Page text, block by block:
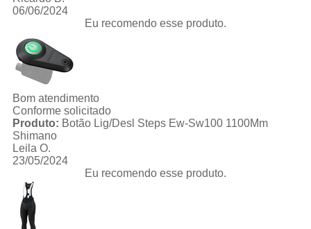
06/06/2024
Eu recomendo esse produto.
Bom atendimento
Conforme solicitado
Produto: Botão Lig/Desl Steps Ew-Sw100 1100Mm
Shimano
Leila O.
23/05/2024
Eu recomendo esse produto.